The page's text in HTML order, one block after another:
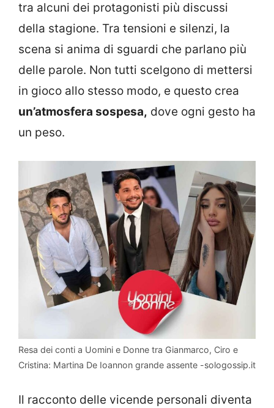
tra alcuni dei protagonisti più discussi
della stagione. Tra tensioni e silenzi, la
scena si anima di sguardi che parlano più
delle parole. Non tutti scelgono di mettersi
in gioco allo stesso modo, e questo crea
un’atmosfera sospesa, dove ogni gesto ha
un peso.
Resa dei conti a Uomini e Donne tra Gianmarco, Ciro e
Cristina: Martina De Ioannon grande assente -sologossip.it
Il racconto delle vicende personali diventa